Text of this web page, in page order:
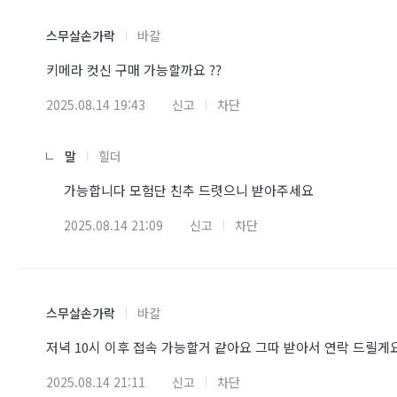
스무살손가락 바칼
키메라 컷신 구매 가능할까요 ??
2025.08.14 19:43 신고 차단
말 힐더
가능합니다 모험단 친추 드렷으니 받아주세요
2025.08.14 21:09 신고 차단
스무살손가락 바칼
저녁 10시 이후 접속 가능할거 같아요 그따 받아서 연락 드릴게
2025.08.14 21:11 신고 차단